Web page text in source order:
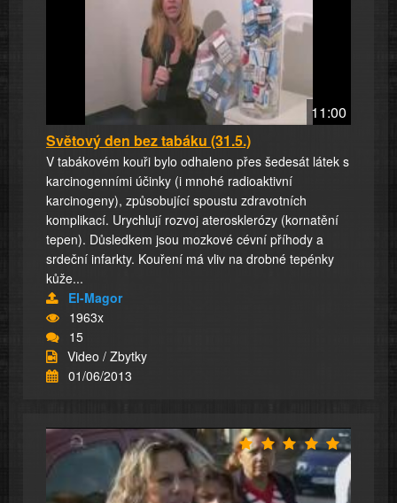
11:00
Světový den bez tabáku (31.5.)
V tabákovém kouři bylo odhaleno přes šedesát látek s
karcinogenními účinky (i mnohé radioaktivní
karcinogeny), způsobující spoustu zdravotních
komplikací. Urychlují rozvoj aterosklerózy (kornatění
tepen). Důsledkem jsou mozkové cévní příhody a
srdeční infarkty. Kouření má vliv na drobné tepénky
kůže...
El-Magor
1963x
15
Video / Zbytky
01/06/2013